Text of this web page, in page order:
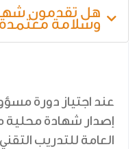
هل تقدمون
وسلامة
عند اجتياز دورة
إصدار شهادة
العامة للتدريب